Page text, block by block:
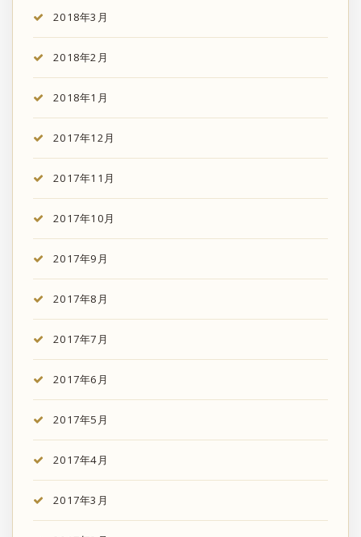
2018年3月
2018年2月
2018年1月
2017年12月
2017年11月
2017年10月
2017年9月
2017年8月
2017年7月
2017年6月
2017年5月
2017年4月
2017年3月